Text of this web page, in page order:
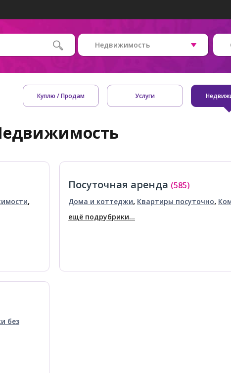
Недвижимость
Куплю / Продам Услуги
,
Посуточная аренда (585)
Дома и коттеджи, Квартиры посуточно,
ещё подрубрики...
без